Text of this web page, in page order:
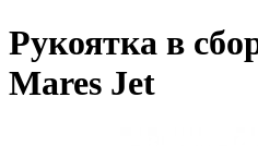
Рукоятка в
Mares Jet